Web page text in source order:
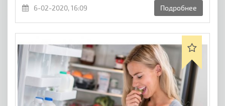
6-02-2020, 16:09 Подробнее